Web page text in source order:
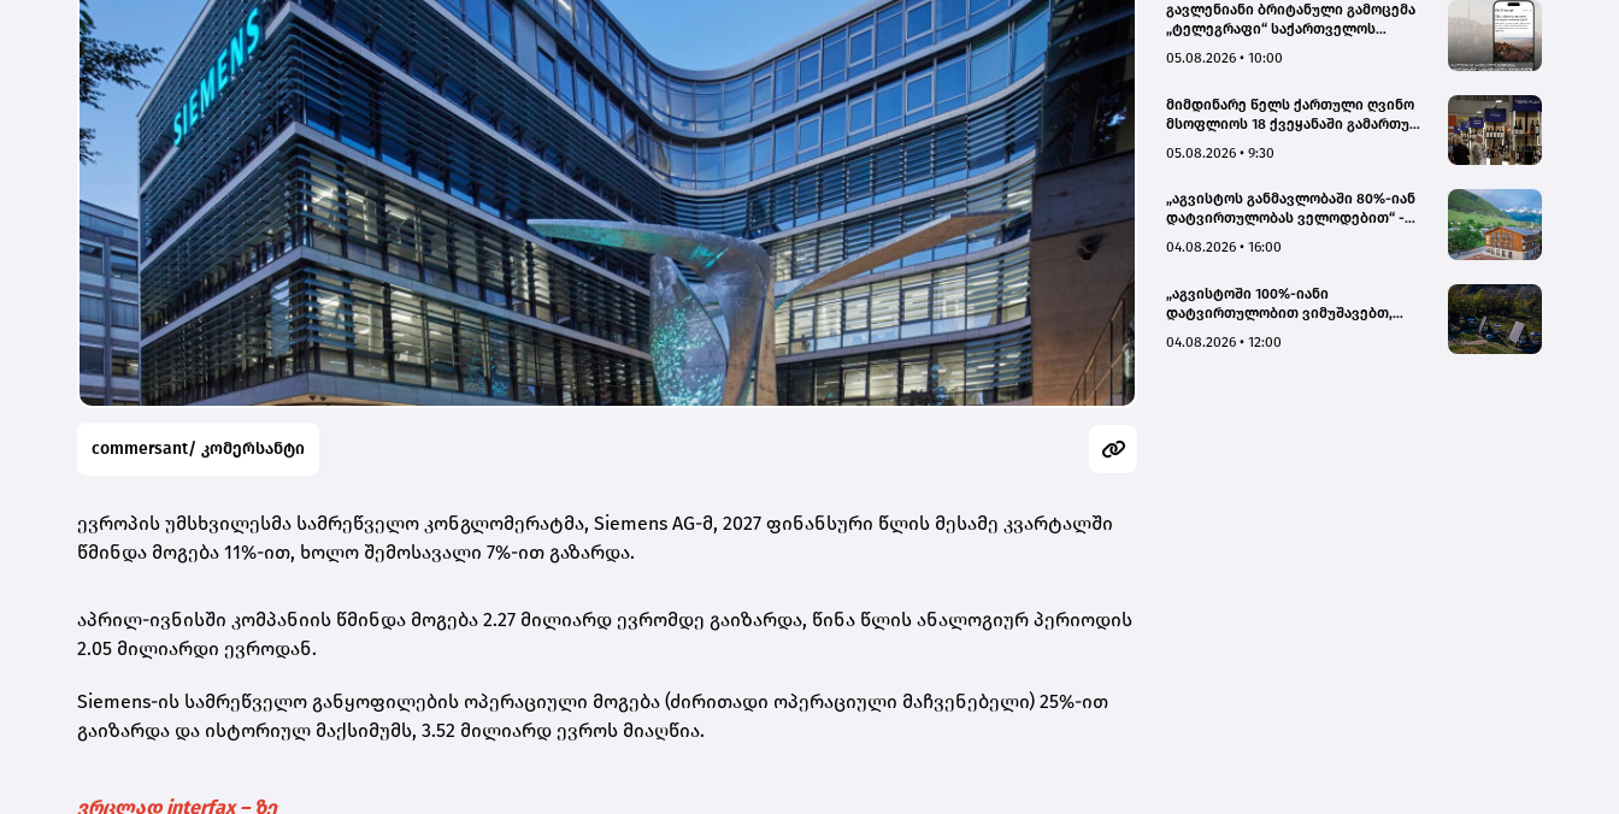
commersant/ კომერსანტი
ევროპის უმსხვილესმა სამრეწველო კონგლომერატმა, Siemens AG-მ, 2027 ფინანსური წლის მესამე კვარტალში
წმინდა მოგება 11%-ით, ხოლო შემოსავალი 7%-ით გაზარდა.
აპრილ-ივნისში კომპანიის წმინდა მოგება 2.27 მილიარდ ევრომდე გაიზარდა, წინა წლის ანალოგიურ პერიოდის
2.05 მილიარდი ევროდან.
Siemens-ის სამრეწველო განყოფილების ოპერაციული მოგება (ძირითადი ოპერაციული მაჩვენებელი) 25%-ით
გაიზარდა და ისტორიულ მაქსიმუმს, 3.52 მილიარდ ევროს მიაღწია.
ვრცლად interfax – ზე
გავლენიანი ბრიტანული გამოცემა
„ტელეგრაფი“ საქართველოს
სტატიების ციკლს აქვეყნებს
05.08.2026 • 10:00
მიმდინარე წელს ქართული ღვინო
მსოფლიოს 18 ქვეყანაში გამართულ
წარმოდგენილი
05.08.2026 • 9:30
„აგვისტოს განმავლობაში 80%-იან
დატვირთულობას ველოდებით“ -
04.08.2026 • 16:00
„აგვისტოში 100%-იანი
დატვირთულობით ვიმუშავებთ,
სექტემბერშიც ნარჩუნდება“ - HAERI
04.08.2026 • 12:00